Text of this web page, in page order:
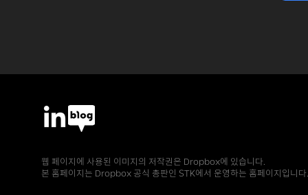
웹 페이지에 사용된 이미지의 저작권은 Dropbox에 있습니다.
본 홈페이지는 Dropbox 공식 총판인 STK에서 운영하는 홈페이지입니다.